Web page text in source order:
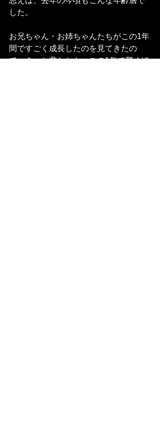
した。
お兄ちゃん・お姉ちゃんたちがこの1年
間ですごく成長したのを見てきたの
で、きっと君たちも、この1年で驚くほ